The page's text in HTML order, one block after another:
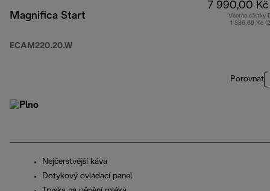
Magnifica Start
ECAM220.20.W
7 990,00 Kč
Včetně částky
1 386,69 Kč
Porovnat
Nejčerstvější káva
Dotykový ovládací panel